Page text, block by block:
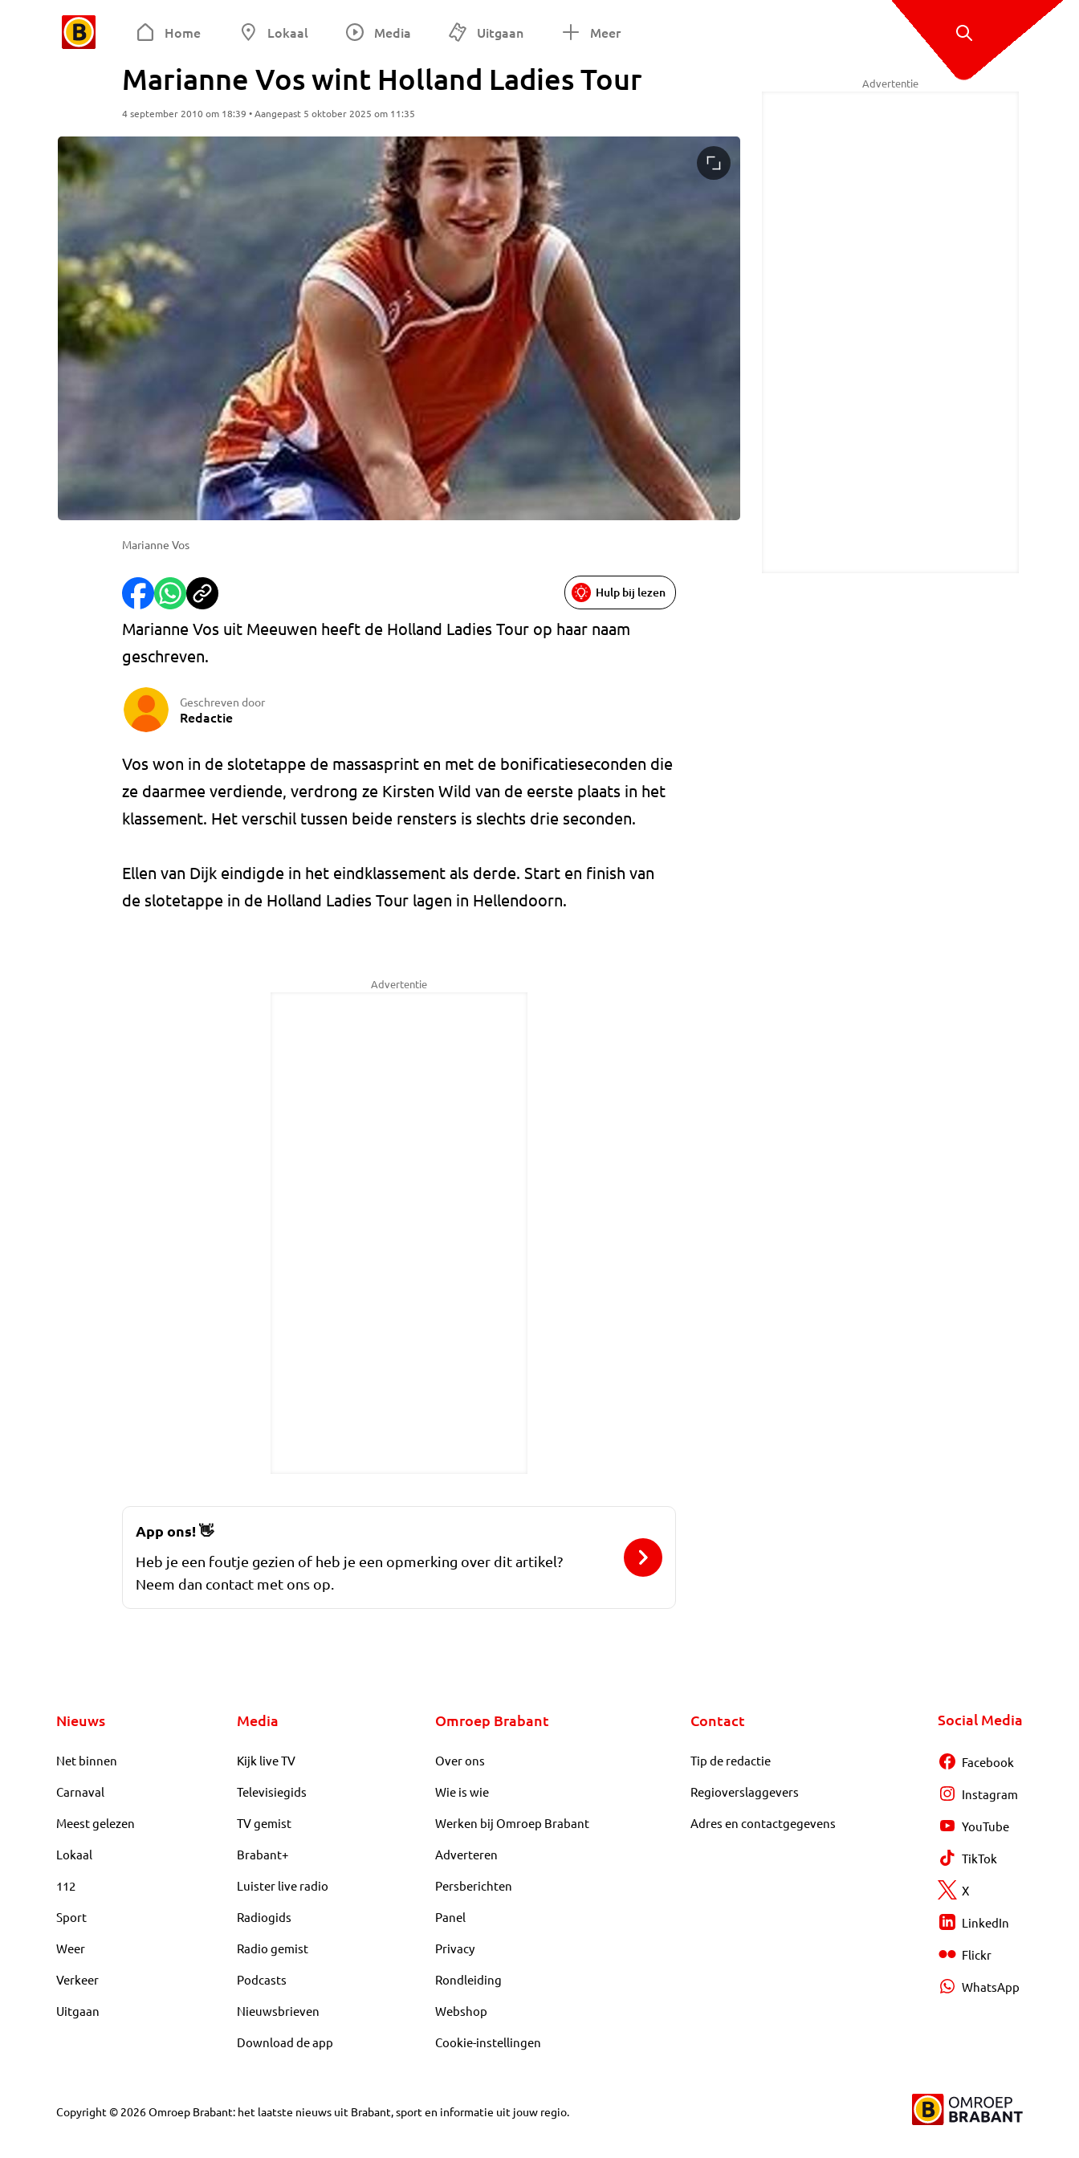
Home Lokaal Media Uitgaan Meer
Marianne Vos wint Holland Ladies Tour
4 september 2010 om 18:39 • Aangepast 5 oktober 2025 om 11:35
Marianne Vos
Hulp bij lezen
Marianne Vos uit Meeuwen heeft de Holland Ladies Tour op haar naam
geschreven.
Geschreven door
Redactie
Vos won in de slotetappe de massasprint en met de bonificatieseconden die
ze daarmee verdiende, verdrong ze Kirsten Wild van de eerste plaats in het
klassement. Het verschil tussen beide rensters is slechts drie seconden.
Ellen van Dijk eindigde in het eindklassement als derde. Start en finish van
de slotetappe in de Holland Ladies Tour lagen in Hellendoorn.
Advertentie
Advertentie
App ons!👋
Heb je een foutje gezien of heb je een opmerking over dit artikel?
Neem dan contact met ons op.
Nieuws
Net binnen
Carnaval
Meest gelezen
Lokaal
112
Sport
Weer
Verkeer
Uitgaan
Media
Kijk live TV
Televisiegids
TV gemist
Brabant+
Luister live radio
Radiogids
Radio gemist
Podcasts
Nieuwsbrieven
Download de app
Omroep Brabant
Over ons
Wie is wie
Werken bij Omroep Brabant
Adverteren
Persberichten
Panel
Privacy
Rondleiding
Webshop
Cookie-instellingen
Contact
Tip de redactie
Regioverslaggevers
Adres en contactgegevens
Social Media
Facebook
Instagram
YouTube
TikTok
X
LinkedIn
Flickr
WhatsApp
Copyright © 2026Omroep Brabant: het laatste nieuws uit Brabant, sport en informatie uit jouw regio.